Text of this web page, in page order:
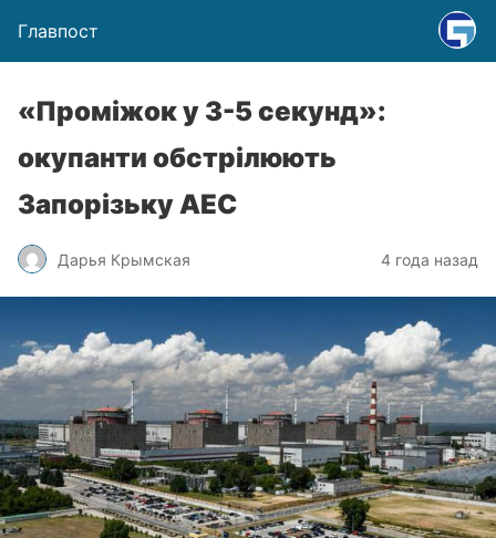
Главпост
«Проміжок у 3-5 секунд»:
окупанти обстрілюють
Запорізьку АЕС
Дарья Крымская 4 года назад